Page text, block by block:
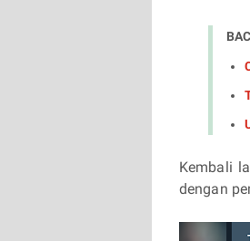
Kembali
dengan